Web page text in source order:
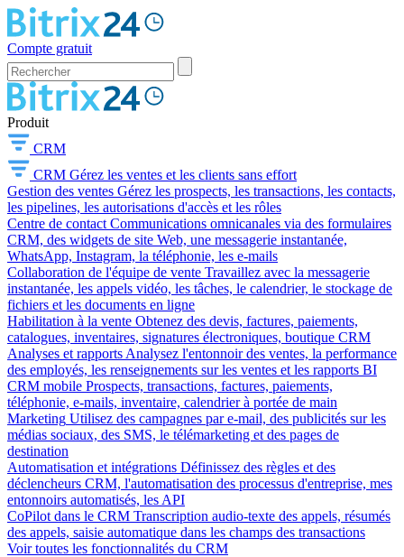
Compte gratuit
Produit
CRM
CRM Gérez les ventes et les clients sans effort
Gestion des ventes Gérez les prospects, les transactions, les contacts,
les pipelines, les autorisations d'accès et les rôles
Centre de contact Communications omnicanales via des formulaires
CRM, des widgets de site Web, une messagerie instantanée,
WhatsApp, Instagram, la téléphonie, les e-mails
Collaboration de l'équipe de vente Travaillez avec la messagerie
instantanée, les appels vidéo, les tâches, le calendrier, le stockage de
fichiers et les documents en ligne
Habilitation à la vente Obtenez des devis, factures, paiements,
catalogues, inventaires, signatures électroniques, boutique CRM
Analyses et rapports Analysez l'entonnoir des ventes, la performance
des employés, les renseignements sur les ventes et les rapports BI
CRM mobile Prospects, transactions, factures, paiements,
téléphonie, e-mails, inventaire, calendrier à portée de main
Marketing Utilisez des campagnes par e-mail, des publicités sur les
médias sociaux, des SMS, le télémarketing et des pages de
destination
Automatisation et intégrations Définissez des règles et des
déclencheurs CRM, l'automatisation des processus d'entreprise, mes
entonnoirs automatisés, les API
CoPilot dans le CRM Transcription audio-texte des appels, résumés
des appels, saisie automatique dans les champs des transactions
Voir toutes les fonctionnalités du CRM